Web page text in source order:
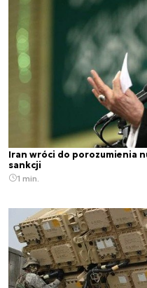
Iran wróci do porozumienia
sankcji
1 min.